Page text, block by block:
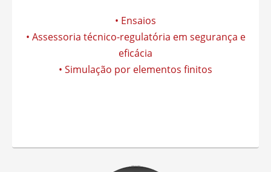
• Ensaios
• Assessoria técnico-regulatória em segurança e
eficácia
• Simulação por elementos finitos